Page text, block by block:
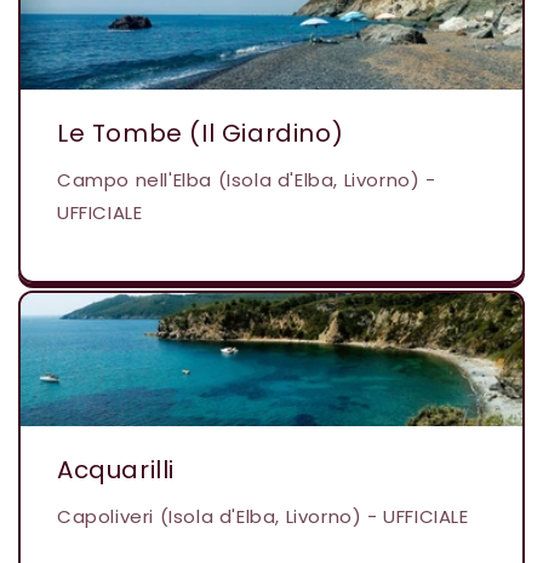
Le Tombe (Il Giardino)
Campo nell'Elba (Isola d'Elba, Livorno) -
UFFICIALE
Acquarilli
Capoliveri (Isola d'Elba, Livorno) - UFFICIALE